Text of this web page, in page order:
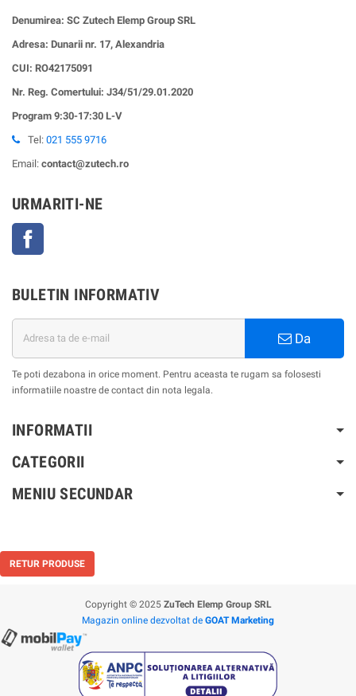
Denumirea: SC Zutech Elemp Group SRL
Adresa: Dunarii nr. 17, Alexandria
CUI: RO42175091
Nr. Reg. Comertului: J34/51/29.01.2020
Program 9:30-17:30 L-V
Tel: 021 555 9716
Email: contact@zutech.ro
URMARITI-NE
BULETIN INFORMATIV
Da
Te poti dezabona in orice moment. Pentru aceasta te rugam sa folosesti
informatiile noastre de contact din nota legala.
INFORMATII
CATEGORII
MENIU SECUNDAR
RETUR PRODUSE
Copyright © 2025 ZuTech Elemp Group SRL
Magazin online dezvoltat de GOAT Marketing